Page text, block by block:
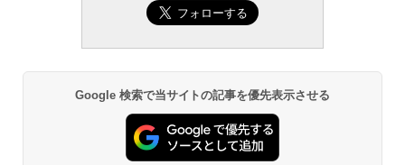
Google 検索で当サイトの記事を優先表示させる